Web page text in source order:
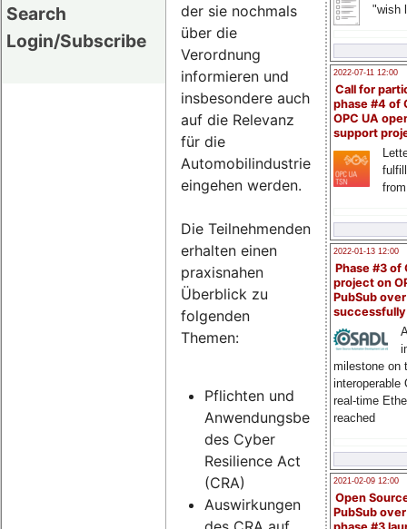
Search
Login/Subscribe
"wish
2022-07-11 12:00
Call for
phase #4 of
OPC UA
support
2022-01-13 12:00
Phase #3 of
project on
PubSub over
milestone on
interoperable
real-time
reached
2021-02-09 12:00
Open
PubSub
der sie nochmals
über die
Verordnung
informieren und
insbesondere auch
auf die Relevanz
für die
Automobilindustrie
eingehen werden.
Die Teilnehmenden
erhalten einen
praxisnahen
Überblick zu
folgenden
Themen:
Pflichten und
Anwendungsbereich
des Cyber
Resilience Act
(CRA)
Auswirkungen